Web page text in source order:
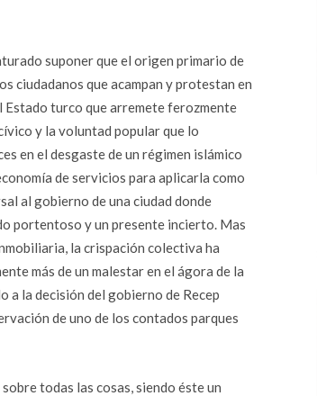
suponer que el origen primario de
ciudadanos que acampan y protestan en
Estado turco que arremete ferozmente
y la voluntad popular que lo
en el desgaste de un régimen islámico
de servicios para aplicarla como
al gobierno de una ciudad donde
portentoso y un presente incierto. Mas
la crispación colectiva ha
más de un malestar en el ágora de la
a la decisión del gobierno de Recep
de uno de los contados parques
todas las cosas, siendo éste un